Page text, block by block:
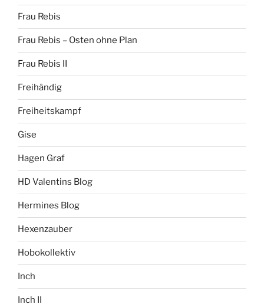
Frau Rebis
Frau Rebis – Osten ohne Plan
Frau Rebis II
Freihändig
Freiheitskampf
Gise
Hagen Graf
HD Valentins Blog
Hermines Blog
Hexenzauber
Hobokollektiv
Inch
Inch II